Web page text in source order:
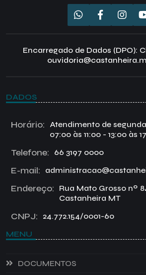
Encarregado de Dados (DPO):
DADOS
Horário:
Atendimento de
07:00 às 11:00 - 13:00 às
Telefone: 66 3197 0000
E-mail:
Endereço:
Rua Mato Grosso nº
Castanheira MT
CNPJ: 24.772.154/0001-60
MENU
DOCUMENTOS